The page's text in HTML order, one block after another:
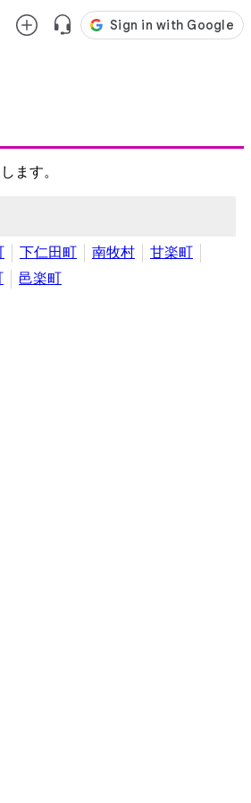
ます。
下仁田町 南牧村
甘楽町
邑楽町